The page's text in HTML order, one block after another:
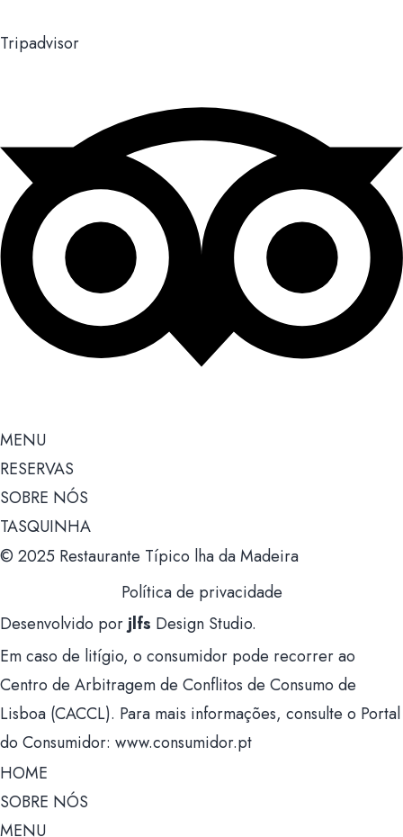
Tripadvisor
MENU
RESERVAS
SOBRE NÓS
TASQUINHA
© 2025 Restaurante Típico lha da Madeira
Política de privacidade
Desenvolvido por jlfs Design Studio.
Em caso de litígio, o consumidor pode recorrer ao
Centro de Arbitragem de Conflitos de Consumo de
Lisboa (CACCL). Para mais informações, consulte o Portal
do Consumidor: www.consumidor.pt
HOME
SOBRE NÓS
MENU